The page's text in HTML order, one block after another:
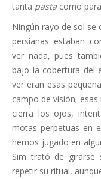
tanta pasta como
Ningún rayo de sol se
persianas estaban
ver nada, pues
bajo la cobertura del
ver eran esas
campo de visión;
cierra los ojos,
motas perpetuas en
hemos jugado en
Sim trató de girarse
repetir su ritual,